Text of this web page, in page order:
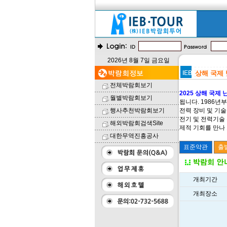
2026년 8월 7일 금요일
전체박람회보기
월별박람회보기
행사추천박람회보기
해외박람회검색Site
대한무역진흥공사
상해 국제
2025 상해 국제
됩니다. 1986년
전력 장비 및 기
전기 및 전력기
제적 기회를 만나
개최기간
개최장소